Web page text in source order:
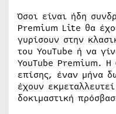
Όσοι είναι ήδη
Premium Lite θα
γυρίσουν στην
του YouTube ή να
YouTube Premium. Η
επίσης, έναν μήνα
έχουν
δοκιμαστική